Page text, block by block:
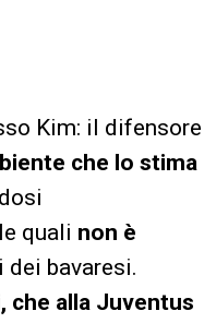
Kim: il difensore
che lo stima
quali non è
bavaresi.
che alla Juventus